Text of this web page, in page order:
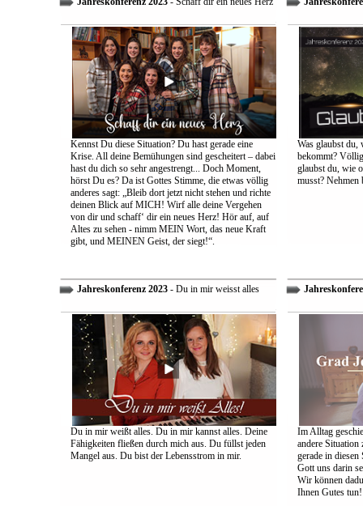
Kennst Du diese Situation? Du hast gerade eine
Krise. All deine Bemühungen sind gescheitert – dabei
hast du dich so sehr angestrengt... Doch Moment,
hörst Du es? Da ist Gottes Stimme, die etwas völlig
anderes sagt: „Bleib dort jetzt nicht stehen und richte
deinen Blick auf MICH! Wirf alle deine Vergehen
von dir und schaff‘ dir ein neues Herz! Hör auf, auf
Altes zu sehen - nimm MEIN Wort, das neue Kraft
gibt, und MEINEN Geist, der siegt!“.
Was glaubst du,
bekommt?
glaubst du, wie
musst? Nehmen
Jahreskonferenz 2023- Du in mir weisst alles
Du in mir weißt alles. Du in mir kannst alles. Deine
Fähigkeiten fließen durch mich aus. Du füllst jeden
Mangel aus. Du bist der Lebensstrom in mir.
Im Alltag
andere
gerade in
Gott uns darin
Wir können
Ihnen Gutes tun!